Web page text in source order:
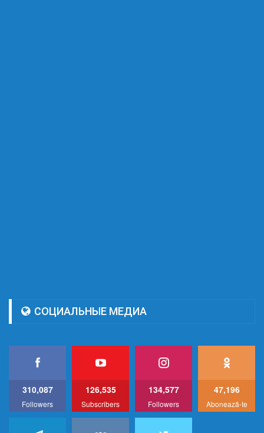
СОЦИАЛЬНЫЕ МЕДИА
310,087
Followers
126,535
Subscribers
134,577
Followers
47,196
Abonează-te